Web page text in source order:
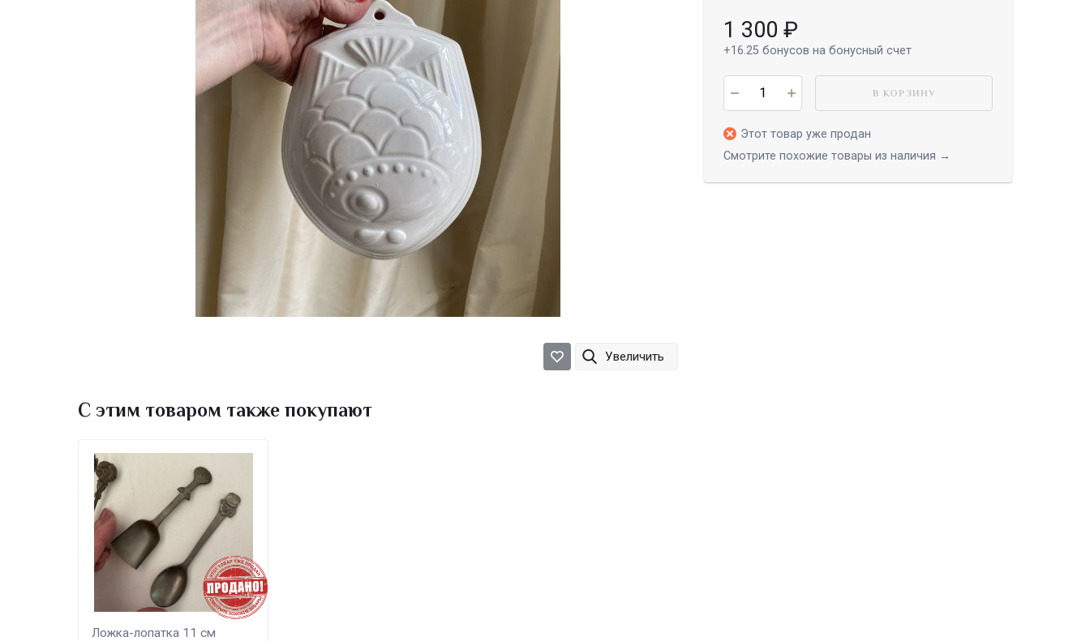
Увеличить
С этим товаром также покупают
Ложка-лопатка 11 см
1 300 ₽
+16.25 бонусов на бонусный счет
В КОРЗИНУ
Этот товар уже продан
Смотрите похожие товары из наличия →